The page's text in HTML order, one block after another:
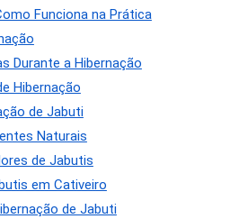
Funciona na Prática
Durante a Hibernação
Hibernação
de Jabuti
Naturais
de Jabutis
em Cativeiro
de Jabuti